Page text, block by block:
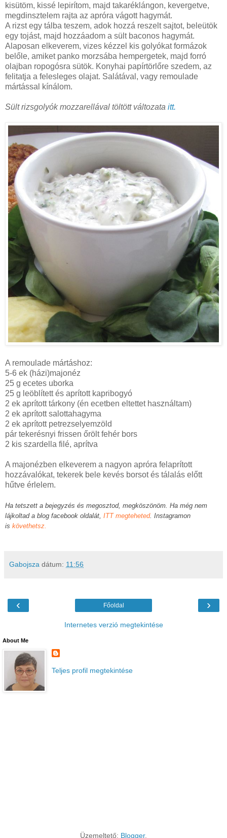
kisütöm, kissé lepirítom, majd takaréklángon, kevergetve,
megdinsztelem rajta az apróra vágott hagymát.
A rizst egy tálba teszem, adok hozzá reszelt sajtot, beleütök
egy tojást, majd hozzáadom a sült baconos hagymát.
Alaposan elkeverem, vizes kézzel kis golyókat formázok
belőle, amiket panko morzsába hempergetek, majd forró
olajban ropogósra sütök. Konyhai papírtörlőre szedem, az
felitatja a felesleges olajat. Salátával, vagy remoulade
mártással kínálom.
Sült rizsgolyók mozzarellával töltött változata itt.
A remoulade mártáshoz:
5-6 ek (házi)majonéz
25 g ecetes uborka
25 g leöblített és aprított kapribogyó
2 ek aprított tárkony (én ecetben eltettet használtam)
2 ek aprított salottahagyma
2 ek aprított petrezselyemzöld
pár tekerésnyi frissen őrölt fehér bors
2 kis szardella filé, aprítva
A majonézben elkeverem a nagyon apróra felaprított
hozzávalókat, tekerek bele kevés borsot és tálalás előtt
hűtve érlelem.
Ha tetszett a bejegyzés és megosztod, megköszönöm. Ha még nem
lájkoltad a blog facebook oldalát, ITT megteheted. Instagramon
is követhetsz.
Gabojsza dátum: 11:56
‹ ›
Főoldal
Internetes verzió megtekintése
About Me
Teljes profil megtekintése
Üzemeltető: Blogger.